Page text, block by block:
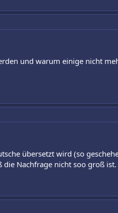
und warum einige nicht
übersetzt wird (so
Nachfrage nicht soo groß ist.